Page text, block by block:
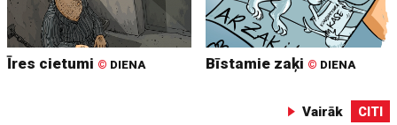
Īres cietumi © DIENA Bīstamie zaķi © DIENA
Vairāk CITI